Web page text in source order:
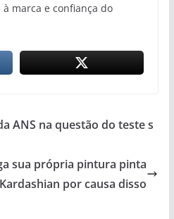
marca e confiança do
ANS na questão do teste s
sua própria pintura pinta
por causa disso